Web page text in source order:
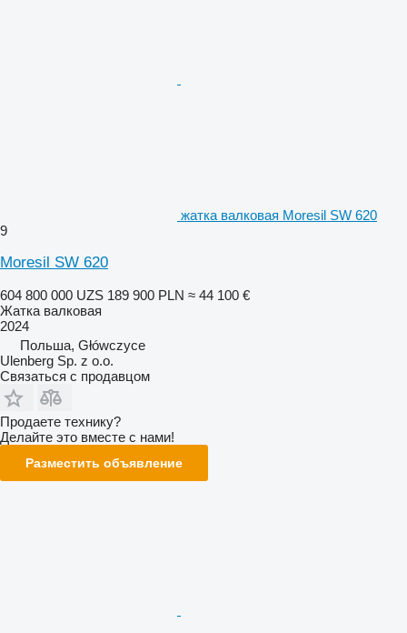
жатка валковая Moresil SW 620
9
Moresil SW 620
604 800 000 UZS 189 900 PLN ≈ 44 100 €
Жатка валковая
2024
Польша, Główczyce
Ulenberg Sp. z o.o.
Связаться с продавцом
Продаете технику?
Делайте это вместе с нами!
Разместить объявление